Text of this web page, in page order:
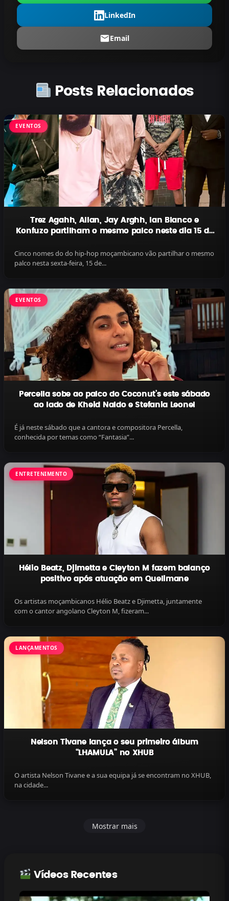
LinkedIn
Email
Posts Relacionados
EVENTOS
Trez Agahh, Allan, Jay Arghh, Ian Blanco e
Konfuzo partilham o mesmo palco neste dia 15 de
Cinco nomes do do hip-hop moçambicano vão partilhar o mesmo
palco nesta sexta-feira, 15 de...
EVENTOS
Percella sobe ao palco do Coconut’s este sábado
ao lado de Kheid Naldo e Stefania Leonel
É já neste sábado que a cantora e compositora Percella,
conhecida por temas como “Fantasia”...
ENTRETENIMENTO
Hélio Beatz, Djimetta e Cleyton M fazem balanço
positivo após atuação em Quelimane
Os artistas moçambicanos Hélio Beatz e Djimetta, juntamente
com o cantor angolano Cleyton M, fizeram...
LANÇAMENTOS
Nelson Tivane lança o seu primeiro álbum
“LHAMULA” no XHUB
O artista Nelson Tivane e a sua equipa já se encontram no XHUB,
na cidade...
Mostrar mais
Vídeos Recentes